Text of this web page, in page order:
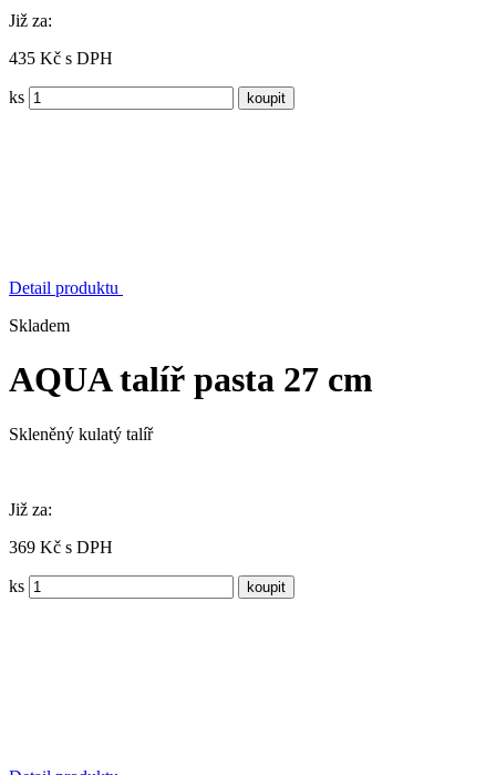
Již za:
435 Kč s DPH
ks
Detail produktu
Skladem
AQUA talíř pasta 27 cm
Skleněný kulatý talíř
Již za:
369 Kč s DPH
ks